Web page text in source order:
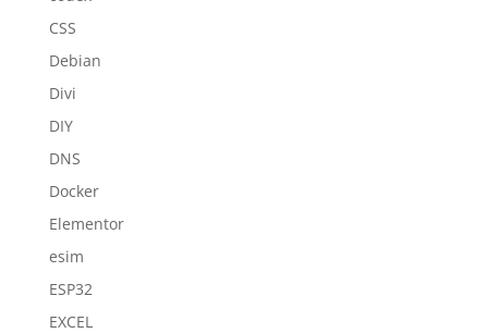
CSS
Debian
Divi
DIY
DNS
Docker
Elementor
esim
ESP32
EXCEL